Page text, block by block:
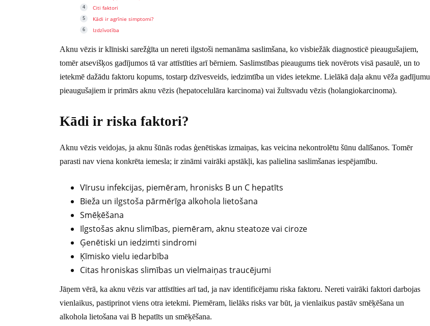
Citi faktori
Kādi ir agrīnie simptomi?
Izdzīvotība
Aknu vēzis ir klīniski sarežģīta un nereti ilgstoši nemanāma saslimšana, ko visbiežāk diagnosticē pieaugušajiem,
tomēr atsevišķos gadījumos tā var attīstīties arī bērniem. Saslimstības pieaugums tiek novērots visā pasaulē, un to
ietekmē dažādu faktoru kopums, tostarp dzīvesveids, iedzimtība un vides ietekme. Lielākā daļa aknu vēža gadījumu
pieaugušajiem ir primārs aknu vēzis (hepatocelulāra karcinoma) vai žultsvadu vēzis (holangiokarcinoma).
Kādi ir riska faktori?
Aknu vēzis veidojas, ja aknu šūnās rodas ģenētiskas izmaiņas, kas veicina nekontrolētu šūnu dalīšanos. Tomēr
parasti nav viena konkrēta iemesla; ir zināmi vairāki apstākļi, kas palielina saslimšanas iespējamību.
Vīrusu infekcijas, piemēram, hronisks B un C hepatīts
Bieža un ilgstoša pārmērīga alkohola lietošana
Smēķēšana
Ilgstošas aknu slimības, piemēram, aknu steatoze vai ciroze
Ģenētiski un iedzimti sindromi
Ķīmisko vielu iedarbība
Citas hroniskas slimības un vielmaiņas traucējumi
Jāņem vērā, ka aknu vēzis var attīstīties arī tad, ja nav identificējamu riska faktoru. Nereti vairāki faktori darbojas
vienlaikus, pastiprinot viens otra ietekmi. Piemēram, lielāks risks var būt, ja vienlaikus pastāv smēķēšana un
alkohola lietošana vai B hepatīts un smēķēšana.